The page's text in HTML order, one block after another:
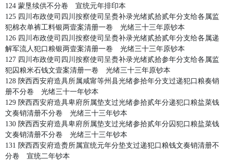
124 蒙垦续供不分卷 宣统元年排印本
125 四川布政使司四川按察使司呈赉补录光绪贰拾贰年分支给各属监
犯棉衣单裤工料银两壹案清册一卷 光绪三十三年原钞本
126 四川布政使司四川按察使司呈赉补录光绪贰拾贰年分支给各属递
解军流人犯口粮银两壹案清册一卷 光绪三十三年原钞本
127 四川布政使司四川按察使司呈赉补录光绪贰拾参年分支给各属监
犯囚粮米石钱文壹案清册一卷 光绪三十三年原钞本
128 陝西西安府造具所属咸甯等州县光绪参拾年分支过递犯口粮奏销
册不分卷 光绪三十一年钞本
129 陝西西安府造具卑府所属垫支过光绪参拾贰年分递犯口粮盐菜钱
文奏销清册不分卷 光绪三十三年钞本
130 陝西西安府造具卑府所属垫支过光绪参拾贰年分囚犯口粮盐菜钱
文奏销清册不分卷 光绪三十三年钞本
131 陝西西安府造赉所属宣统元年分垫支过递犯口粮钱文奏销清册不
分卷 宣统二年钞本